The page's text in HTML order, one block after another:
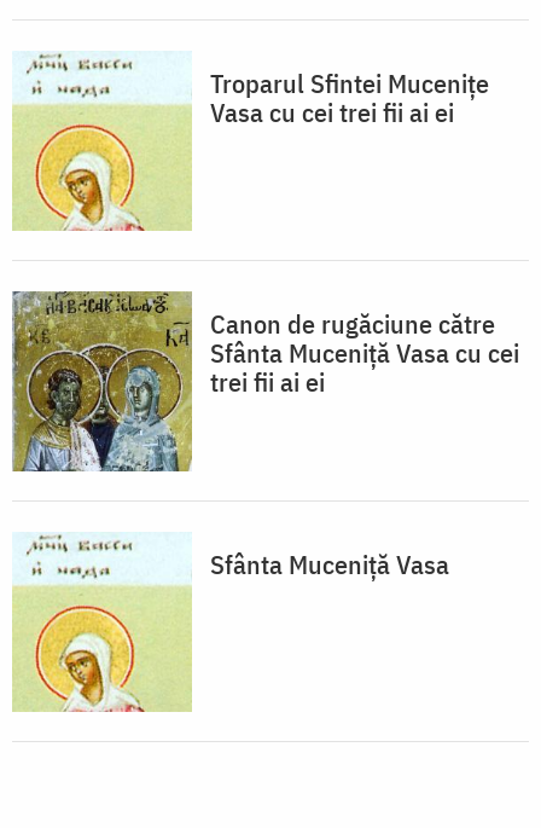
Troparul Sfintei Muceniţe
Vasa cu cei trei fii ai ei
Canon de rugăciune către
Sfânta Muceniţă Vasa cu cei
trei fii ai ei
Sfânta Muceniţă Vasa